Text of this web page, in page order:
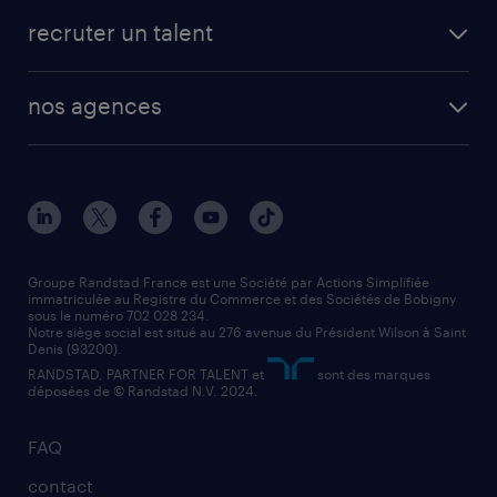
créer un compte candidat
manutentionnaire
assistant administratif
comptable
recruter un talent
solutions opérationnelles
contact entreprise
faq intérim / recrutement
nos agences
nos agences par ville
nos agences par région
nos cabinets de recrutement
FAQ
contact
Groupe Randstad France est une Société par Actions Simplifiée
immatriculée au Registre du Commerce et des Sociétés de Bobigny
sous le numéro 702 028 234.
Notre siège social est situé au 276 avenue du Président Wilson à Saint
Denis (93200).
RANDSTAD, PARTNER FOR TALENT et
sont des marques
déposées de © Randstad N.V. 2024.